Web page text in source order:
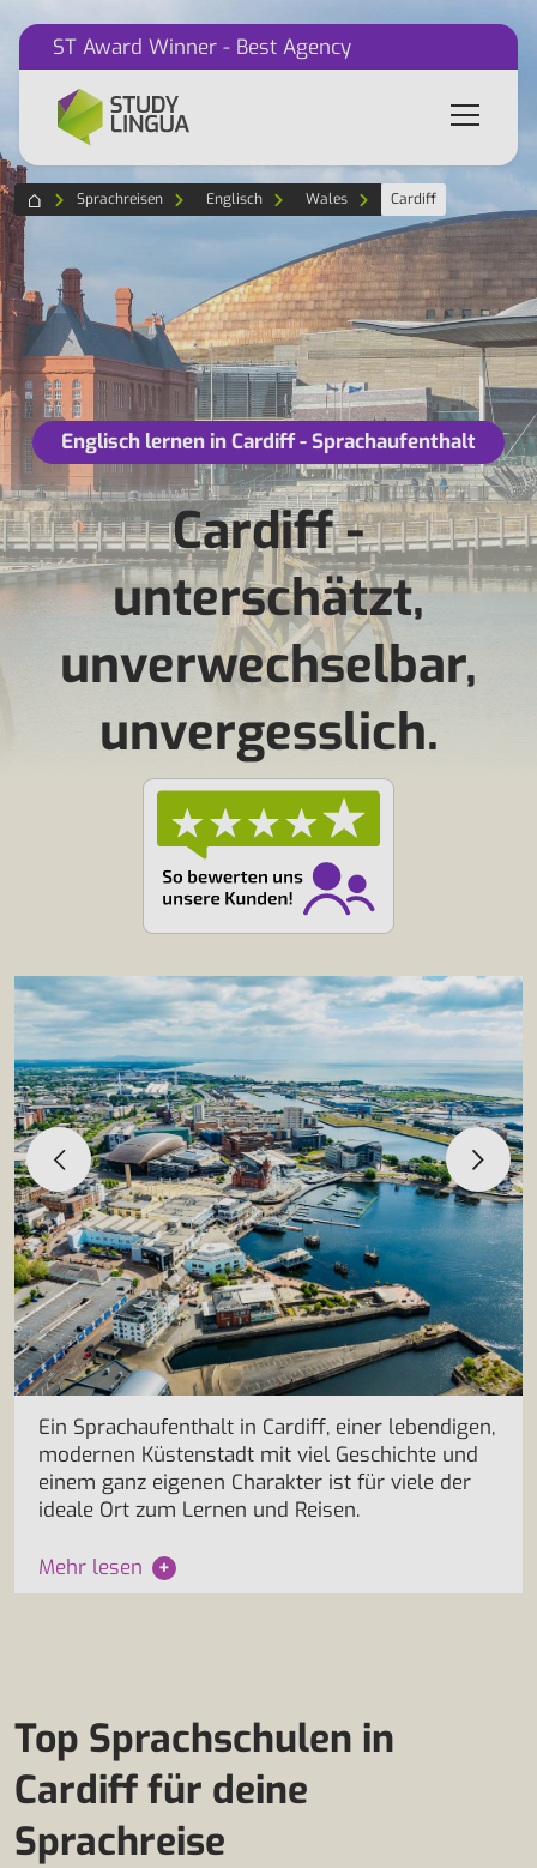
ST Award Winner - Best Agency
Sprachreisen Englisch Wales Cardiff
Englisch lernen in Cardiff - Sprachaufenthalt
Cardiff -
unterschätzt,
unverwechselbar,
unvergesslich.
Ein Sprachaufenthalt in Cardiff, einer lebendigen,
modernen Küstenstadt mit viel Geschichte und
einem ganz eigenen Charakter ist für viele der
ideale Ort zum Lernen und Reisen.
Mehr lesen +
Top Sprachschulen in
Cardiff für deine
Sprachreise